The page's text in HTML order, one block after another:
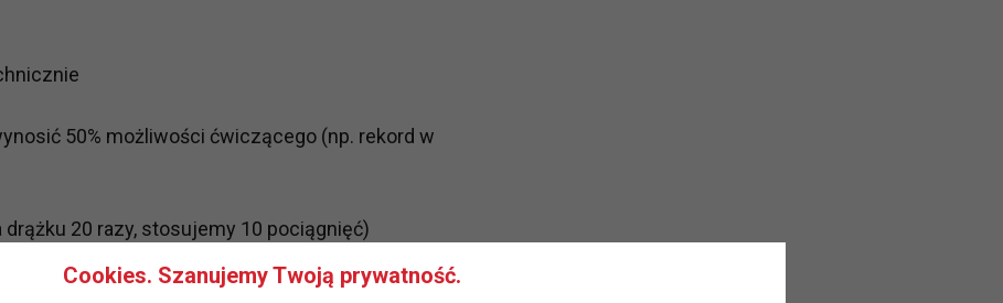
50% możliwości ćwiczącego (np. rekord w
20 razy, stosujemy 10 pociągnięć)
Cookies. Szanujemy Twoją prywatność.